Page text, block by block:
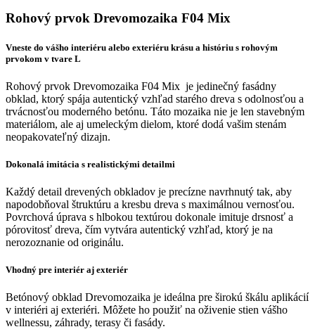
Rohový prvok Drevomozaika F04 Mix
Vneste do vášho interiéru alebo exteriéru krásu a históriu s rohovým
prvokom v tvare L
Rohový prvok Drevomozaika F04 Mix je jedinečný fasádny
obklad, ktorý spája autentický vzhľad starého dreva s odolnosťou a
trvácnosťou moderného betónu. Táto mozaika nie je len stavebným
materiálom, ale aj umeleckým dielom, ktoré dodá vašim stenám
neopakovateľný dizajn.
Dokonalá imitácia s realistickými detailmi
Každý detail drevených obkladov je precízne navrhnutý tak, aby
napodobňoval štruktúru a kresbu dreva s maximálnou vernosťou.
Povrchová úprava s hlbokou textúrou dokonale imituje drsnosť a
pórovitosť dreva, čím vytvára autentický vzhľad, ktorý je na
nerozoznanie od originálu.
Vhodný pre interiér aj exteriér
Betónový obklad Drevomozaika je ideálna pre širokú škálu aplikácií
v interiéri aj exteriéri. Môžete ho použiť na oživenie stien vášho
wellnessu, záhrady, terasy či fasády.